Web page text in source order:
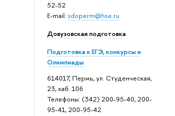
52-52
E-mail: sdoperm@hse.ru
Довузовская подготовка
Подготовка к ЕГЭ, конкурсы и
Олимпиады
614017, Пермь, ул. Студенческая,
23, каб. 106
Телефоны: (342) 200-95-40, 200-
95-41, 200-95-42